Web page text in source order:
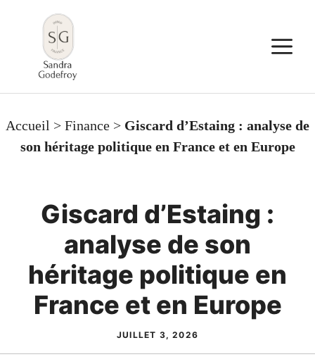
contenu
Accueil > Finance > Giscard d’Estaing : analyse de
son héritage politique en France et en Europe
Giscard d’Estaing :
analyse de son
héritage politique en
France et en Europe
JUILLET 3, 2026